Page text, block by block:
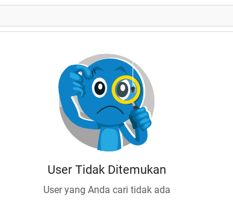
User Tidak Ditemukan
User yang Anda cari tidak ada